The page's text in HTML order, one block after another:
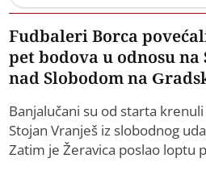
Fudbaleri Borca
pet bodova u odnosu na
nad Slobodom na
Banjalučani su od starta
Stojan Vranješ iz slobodnog
Zatim je Žeravica poslao loptu